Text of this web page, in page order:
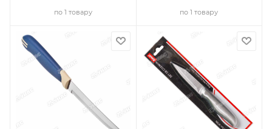
по 1 товару по 1 товару